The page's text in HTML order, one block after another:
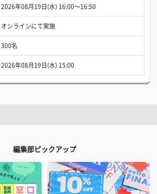
2026年08月19日(水) 16:00〜16:50
オンラインにて実施
300名
2026年08月19日(水) 15:00
編集部ピックアップ